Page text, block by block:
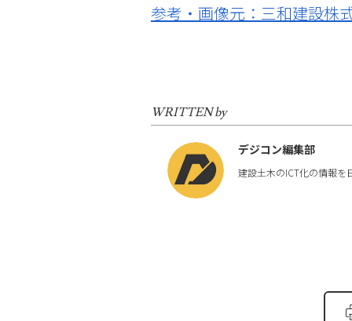
参考・画像元：三和建設株
WRITTEN by
デジコン編集部
建設土木のICT化の情報を